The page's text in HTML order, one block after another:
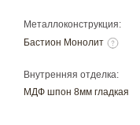
Металлоконструкция:
Бастион Монолит
Внутренняя отделка:
МДФ шпон 8мм гладкая